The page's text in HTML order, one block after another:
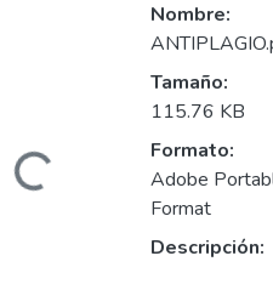
Nombre:
Tamaño:
115.76 KB
Formato:
Adobe
Format
Descripción: